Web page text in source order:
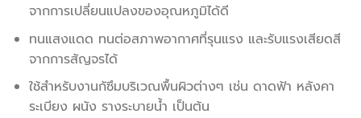
จากการเปลี่ยนแปลงของอุณหภูมิได้ดี
ทนแสงแดด ทนต่อสภาพอากาศที่รุนแรง และรับแรงเสียดสี
จากการสัญจรได้
ใช้สำหรับงานกัซึมบริเวณพื้นผิวต่างๆ เช่น ดาดฟ้า หลังคา
ระเบียง ผนัง รางระบายน้ำ เป็นต้น